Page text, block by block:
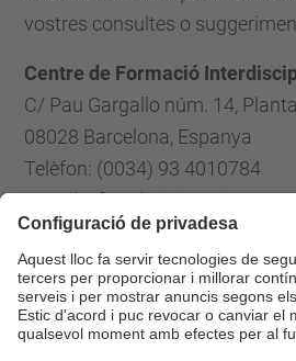
vostres consultes o
Centre de Formació
C/ Pau Gargallo núm. 14,
08028 Barcelona, Espanya
Telèfon: (0034) 93 4010784
E-mail:
Formulari de contacte
Llista Xarxes